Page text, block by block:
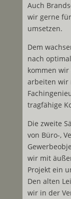
Auch
wir gerne
umsetzen.
Dem
nach
kommen
arbeiten wir
tragfähige
Die zweite
von Büro-,
wir mit
Projekt ein
Den alten
wir in der